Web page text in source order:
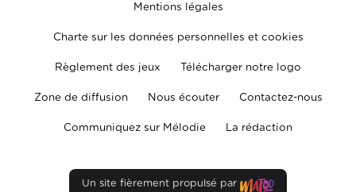
Mentions légales
Charte sur les données personnelles et cookies
Règlement des jeux Télécharger notre logo
Zone de diffusion Nous écouter Contactez-nous
Communiquez sur Mélodie La rédaction
Un site fièrement propulsé par